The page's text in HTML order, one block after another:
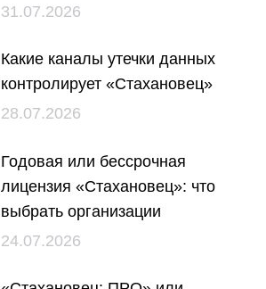
31.07.2026
Какие каналы утечки данных
контролирует «Стахановец»
28.07.2026
Годовая или бессрочная
лицензия «Стахановец»: что
выбрать организации
24.07.2026